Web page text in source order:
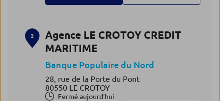
2
Agence LE CROTOY CREDIT
MARITIME
Banque Populaire du Nord
28, rue de la Porte du Pont
80550 LE CROTOY
Fermé aujourd'hui